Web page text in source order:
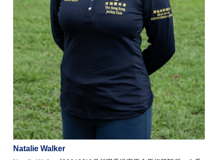
Natalie Walker